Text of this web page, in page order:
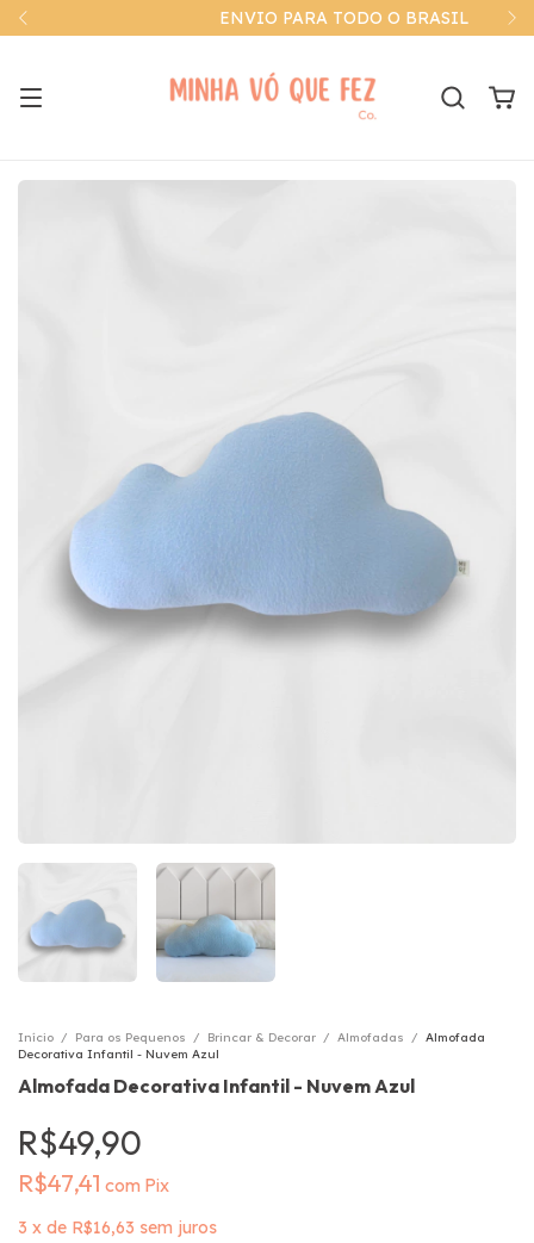
ENVIO PARA TODO O BRASIL
Início / Para os Pequenos / Brincar & Decorar / Almofadas / Almofada
Decorativa Infantil - Nuvem Azul
Almofada Decorativa Infantil - Nuvem Azul
R$49,90
R$47,41 com Pix
3 x de R$16,63 sem juros